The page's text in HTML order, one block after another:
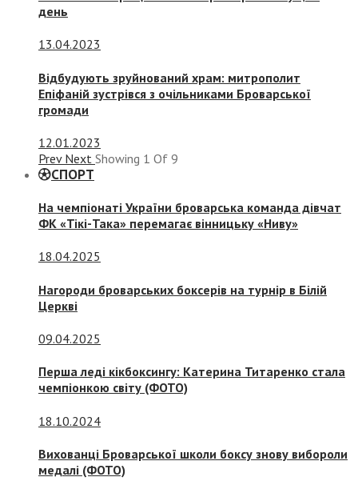
день
13.04.2023
Відбудують зруйнований храм: митрополит
Епіфаній зустрівся з очільниками Броварської
громади
12.01.2023
Prev Next Showing 1 Of 9
СПОРТ
На чемпіонаті України броварська команда дівчат
ФК «Тікі-Така» перемагає вінницьку «Ниву»
18.04.2025
Нагороди броварських боксерів на турнір в Білій
Церкві
09.04.2025
Перша леді кікбоксингу: Катерина Титаренко стала
чемпіонкою світу (ФОТО)
18.10.2024
Вихованці Броварської школи боксу знову вибороли
медалі (ФОТО)